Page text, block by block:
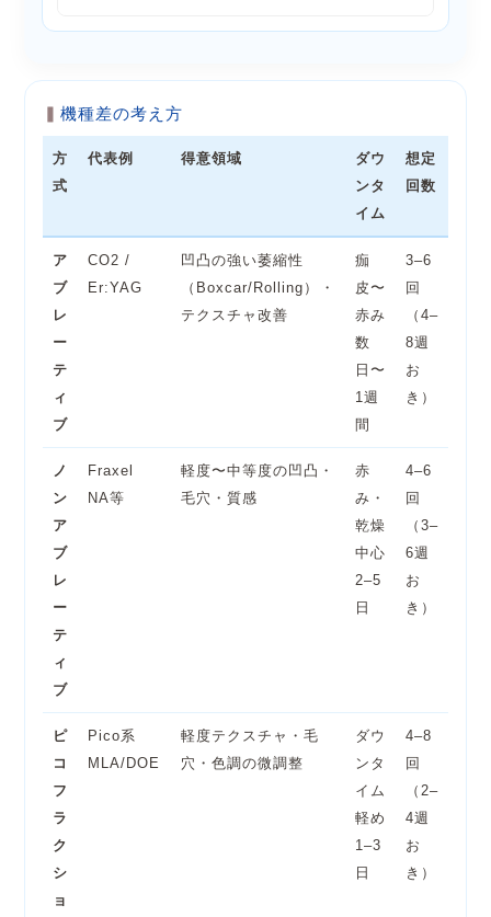
機種差の考え方
方
式
代表例 得意領域
ダウ
ンタ
イム
想定
回数
ア
ブ
レ
ー
テ
ィ
ブ
CO2 /
Er:YAG
凹凸の強い萎縮性
（Boxcar/Rolling）・
テクスチャ改善
痂
皮〜
赤み
数
日〜
1週
間
3–6
回
（4–
8週
お
き）
ノ
ン
ア
ブ
レ
ー
テ
ィ
ブ
Fraxel
NA等
軽度〜中等度の凹凸・
毛穴・質感
赤
み・
乾燥
中心
2–5
日
4–6
回
（3–
6週
お
き）
ピ
コ
フ
ラ
ク
シ
ョ
Pico系
MLA/DOE
軽度テクスチャ・毛
穴・色調の微調整
ダウ
ンタ
イム
軽め
1–3
日
4–8
回
（2–
4週
お
き）